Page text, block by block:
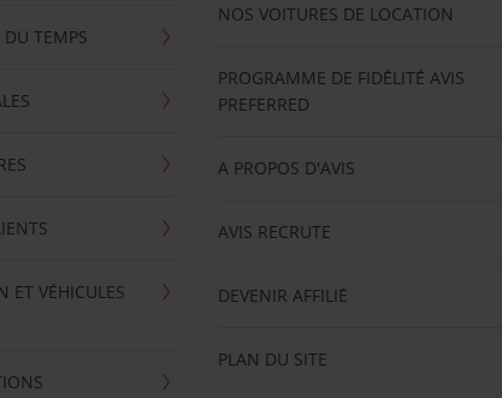
TEMPS
ET VÉHICULES
NOS VOITURES DE LOCATION
PROGRAMME DE FIDÉLITÉ AVIS
PREFERRED
A PROPOS D'AVIS
AVIS RECRUTE
DEVENIR AFFILIÉ
PLAN DU SITE